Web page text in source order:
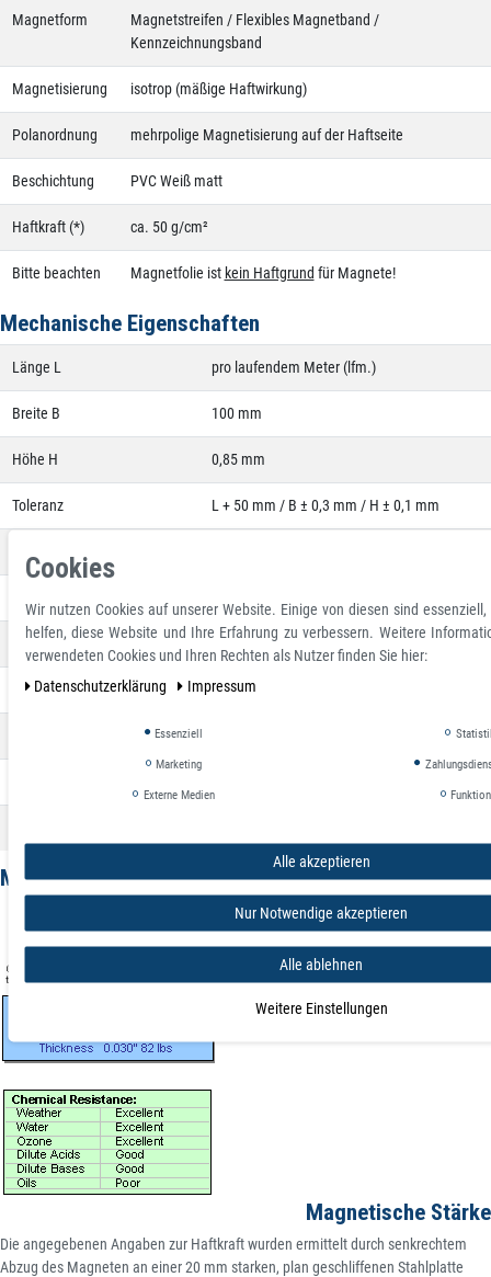
Magnetform
Magnetstreifen / Flexibles Magnetband /
Kennzeichnungsband
Magnetisierung isotrop (mäßige Haftwirkung)
Polanordnung mehrpolige Magnetisierung auf der Haftseite
Beschichtung PVC Weiß matt
Haftkraft (*) ca. 50 g/cm²
Bitte beachten Magnetfolie ist kein Haftgrund für Magnete!
Mechanische Eigenschaften
Länge L pro laufendem Meter (lfm.)
Breite B 100 mm
Höhe H 0,85 mm
Toleranz L + 50 mm / B ± 0,3 mm / H ± 0,1 mm
Remanenz (Br) 185 - 200 mT
Koerzitivfeldstärke (HcB) 90 - 110 kA/m
Koerzitivfeldstärke (HcJ)
Magnetisierungsmuster
Magnetische Stärke
Die angegebenen Angaben zur Haftkraft wurden ermittelt durch senkrechtem
Abzug des Magneten an einer 20 mm starken, plan geschliffenen Stahlplatte
Cookies
Wir nutzen Cookies auf unserer Website. Einige von diesen sind
helfen, diese Website und Ihre Erfahrung zu verbessern. Weitere
verwendeten Cookies und Ihren Rechten als Nutzer finden Sie hier:
Daten­schutz­erklärung
Impressum
Essenziell
Marketing
Externe Medien
Alle akzeptieren
Nur Notwendige akzeptieren
Alle ablehnen
Weitere Einstellungen